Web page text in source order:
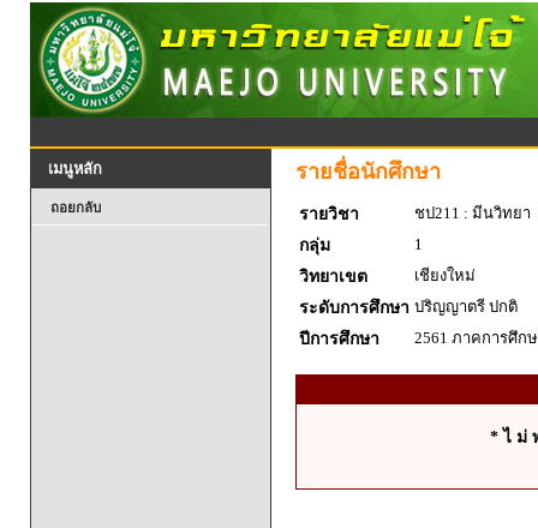
เมนูหลัก
ถอยกลับ
รายชื่อนักศึกษา
รายวิชา
ชป211 : มีนวิทยา
กลุ่ม
1
วิทยาเขต
เชียงใหม่
ระดับการศึกษา ปริญญาตรี ปกติ
ปีการศึกษา
2561 ภาคการศึก
* ไ ม่